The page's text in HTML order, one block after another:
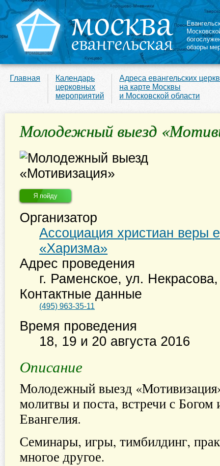
обзоры
Главная
Календарь
церковных
мероприятий
Адреса евангельских
на карте Москвы
и Московской области
Молодежный выезд
Я пойду
Организатор
Ассоциация христиан веры
«Харизма»
Адрес проведения
г. Раменское, ул.
Контактные данные
(495) 963-35-11
Время проведения
18, 19 и 20 августа 2016
Описание
Молодежный выезд
молитвы и поста, встречи с Богом
Евангелия.
Семинары, игры, тимбилдинг,
многое другое.